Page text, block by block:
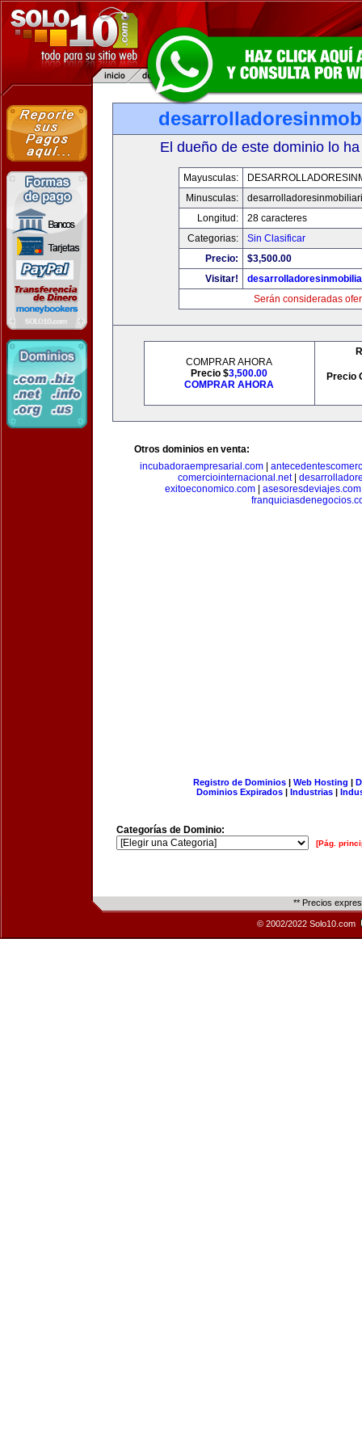
El dueño de este dominio lo
Mayusculas:
Minusculas:
Longitud:
28 caracteres
Categorias:
Sin Clasificar
Precio:
$3,500.00
Visitar!
Serán consideradas
COMPRAR AHORA
Precio $3,500.00
COMPRAR AHORA
Precio
Otros dominios en venta:
incubadoraempresarial.com
comerciointernacional.net|
exitoeconomico.com| asesoresdeviajes.com
Registro de Dominios| Web Hosting |
Dominios Expirados | Industrias |
Categorías de Dominio:
[Pág.
** Precios
© 2002/2022 Solo10.com